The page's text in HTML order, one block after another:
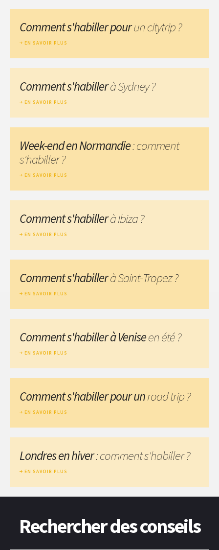
Comment s'habiller pourun citytrip ?
EN SAVOIR PLUS
Comment s'habillerà Sydney ?
EN SAVOIR PLUS
Week-end en Normandie: comment
s'habiller ?
EN SAVOIR PLUS
Comment s'habillerà Ibiza ?
EN SAVOIR PLUS
Comment s'habillerà Saint-Tropez ?
EN SAVOIR PLUS
Comment s'habiller à Veniseen été ?
EN SAVOIR PLUS
Comment s'habiller pour unroad trip ?
EN SAVOIR PLUS
Londres en hiver: comment s'habiller ?
EN SAVOIR PLUS
Rechercher des conseils